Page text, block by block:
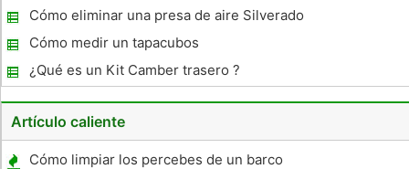
Cómo eliminar una presa de aire Silverado
Cómo medir un tapacubos
¿Qué es un Kit Camber trasero ?
Artículo caliente
Cómo limpiar los percebes de un barco